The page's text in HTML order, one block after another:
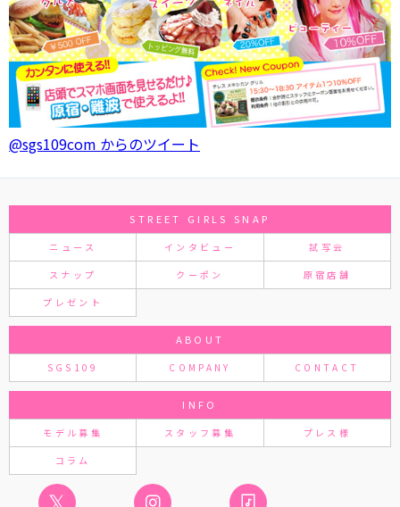
@sgs109com からのツイート
STREET GIRLS SNAP
ニュース インタビュー 試写会
スナップ クーポン 原宿店舗
プレゼント
ABOUT
SGS109 COMPANY CONTACT
INFO
モデル募集 スタッフ募集 プレス様
コラム